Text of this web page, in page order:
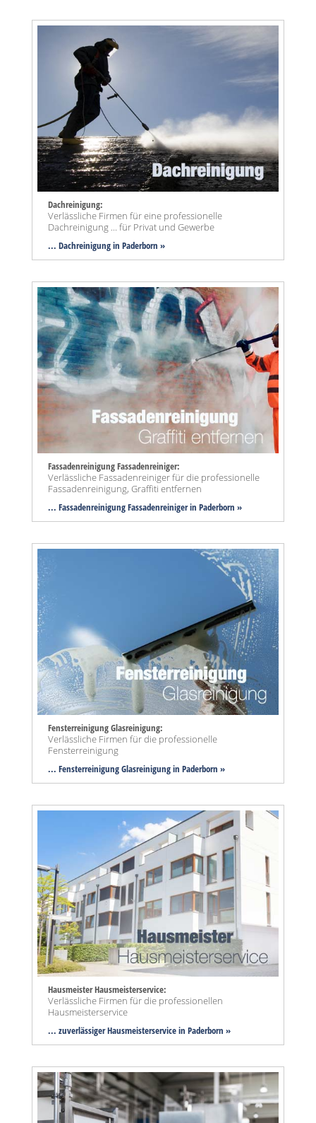
Dachreinigung:
Verlässliche Firmen für eine professionelle
Dachreinigung ... für Privat und Gewerbe
... Dachreinigung in Paderborn »
Fassadenreinigung Fassadenreiniger:
Verlässliche Fassadenreiniger für die professionelle
Fassadenreinigung, Graffiti entfernen
... Fassadenreinigung Fassadenreiniger in Paderborn »
Fensterreinigung Glasreinigung:
Verlässliche Firmen für die professionelle
Fensterreinigung
... Fensterreinigung Glasreinigung in Paderborn »
Hausmeister Hausmeisterservice:
Verlässliche Firmen für die professionellen
Hausmeisterservice
... zuverlässiger Hausmeisterservice in Paderborn »